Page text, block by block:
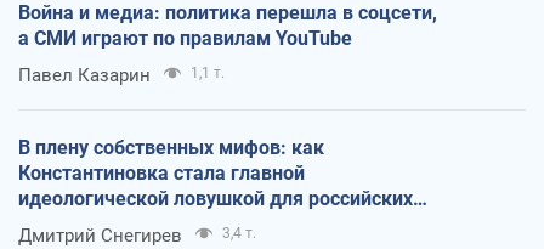
Война и медиа: политика перешла в соцсети,
а СМИ играют по правилам YouTube
Павел Казарин 1,1 т.
В плену собственных мифов: как
Константиновка стала главной
идеологической ловушкой для российских
оккупантов
Дмитрий Снегирев 3,4 т.